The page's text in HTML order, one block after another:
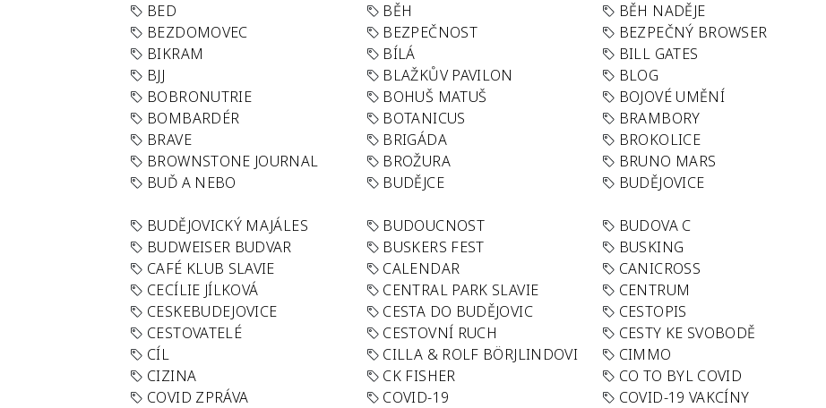
BED
BĚH BĚH NADĚJE
BEZDOMOVEC
BEZPEČNOST BEZPEČNÝ BROWSER
BIKRAM
BÍLÁ BILL GATES
BJJ
BLAŽKŮV PAVILON BLOG
BOBRONUTRIE
BOHUŠ MATUŠ BOJOVÉ UMĚNÍ
BOMBARDÉR
BOTANICUS BRAMBORY
BRAVE
BRIGÁDA BROKOLICE
BROWNSTONE JOURNAL
BROŽURA BRUNO MARS
BUĎ A NEBO
BUDĚJCE BUDĚJOVICE
BUDĚJOVICKÝ MAJÁLES
BUDOUCNOST BUDOVA C
BUDWEISER BUDVAR
BUSKERS FEST BUSKING
CAFÉ KLUB SLAVIE
CALENDAR CANICROSS
CECÍLIE JÍLKOVÁ
CENTRAL PARK SLAVIE CENTRUM
CESKEBUDEJOVICE
CESTA DO BUDĚJOVIC CESTOPIS
CESTOVATELÉ
CESTOVNÍ RUCH CESTY KE SVOBODĚ
CÍL
CILLA & ROLF BÖRJLINDOVI CIMMO
CIZINA
CK FISHER CO TO BYL COVID
COVID ZPRÁVA
COVID-19 COVID-19 VAKCÍNY